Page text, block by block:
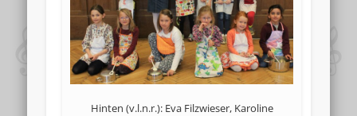
Hinten (v.l.n.r.): Eva Filzwieser, Karoline